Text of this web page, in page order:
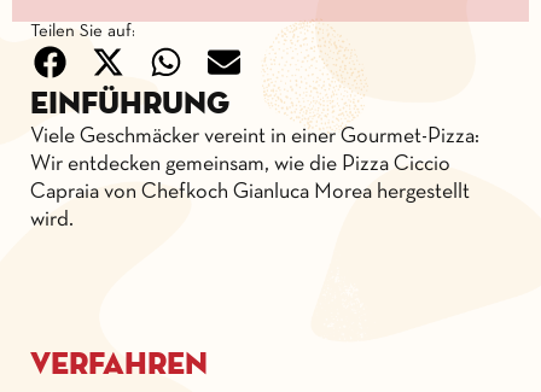
Teilen Sie auf:
Einführung
Viele Geschmäcker vereint in einer Gourmet-Pizza:
Wir entdecken gemeinsam, wie die Pizza Ciccio
Capraia von Chefkoch Gianluca Morea hergestellt
wird.
Verfahren